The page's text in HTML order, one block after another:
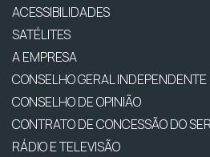
ACESSIBILIDADES
SATÉLITES
A EMPRESA
CONSELHO GERAL INDEPENDENTE
CONSELHO DE OPINIÃO
CONTRATO DE CONCESSÃO DO
RÁDIO E TELEVISÃO